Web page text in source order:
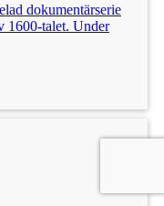
dokumentärserie
1600-talet. Under